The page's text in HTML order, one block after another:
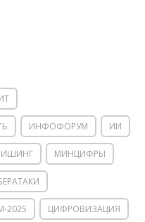
ИНФОФОРУМ ИИ
МИНЦИФРЫ
2025 ЦИФРОВИЗАЦИЯ